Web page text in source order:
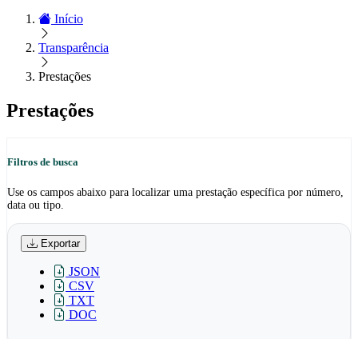
Início
Transparência
Prestações
Prestações
Filtros de busca
Use os campos abaixo para localizar uma prestação específica por número,
data ou tipo.
Exportar
JSON
CSV
TXT
DOC